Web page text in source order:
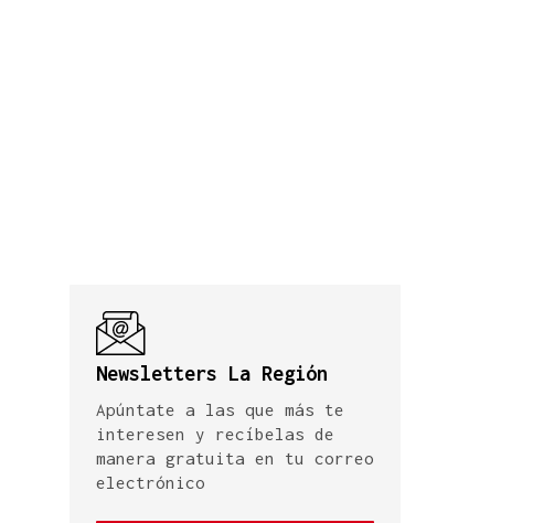
Newsletters La Región
Apúntate a las que más te
interesen y recíbelas de
manera gratuita en tu correo
electrónico